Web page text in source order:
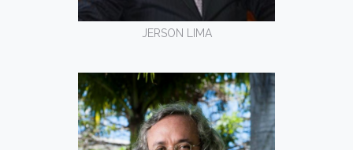
JERSON LIMA